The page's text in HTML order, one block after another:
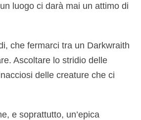
luogo ci darà mai un attimo di
che fermarci tra un Darkwraith
Ascoltare lo stridio delle
delle creature che ci
e soprattutto, un’epica